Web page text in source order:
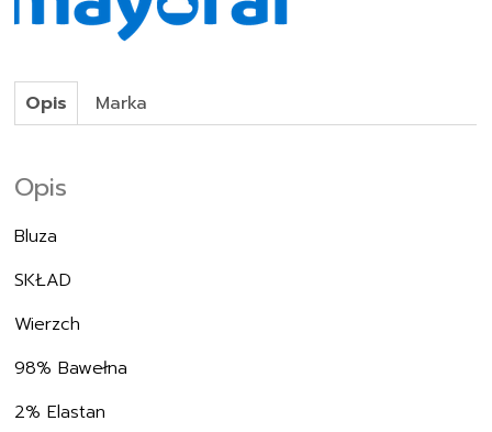
Opis Marka
Opis
Bluza
SKŁAD
Wierzch
98% Bawełna
2% Elastan